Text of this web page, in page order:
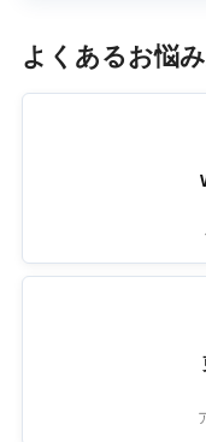
よくあるお悩